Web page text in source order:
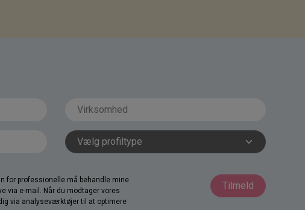
for professionelle må behandle mine
via e-mail. Når du modtager vores
via analyseværktøjer til at optimere
Tilmeld